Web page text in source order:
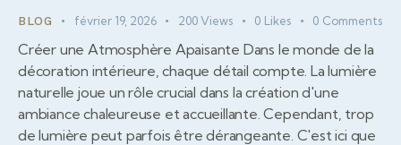
BLOG février 19, 2026 200 Views 0 Likes 0 Comments
Créer une Atmosphère Apaisante Dans le monde de la
décoration intérieure, chaque détail compte. La lumière
naturelle joue un rôle crucial dans la création d'une
ambiance chaleureuse et accueillante. Cependant, trop
de lumière peut parfois être dérangeante. C'est ici que